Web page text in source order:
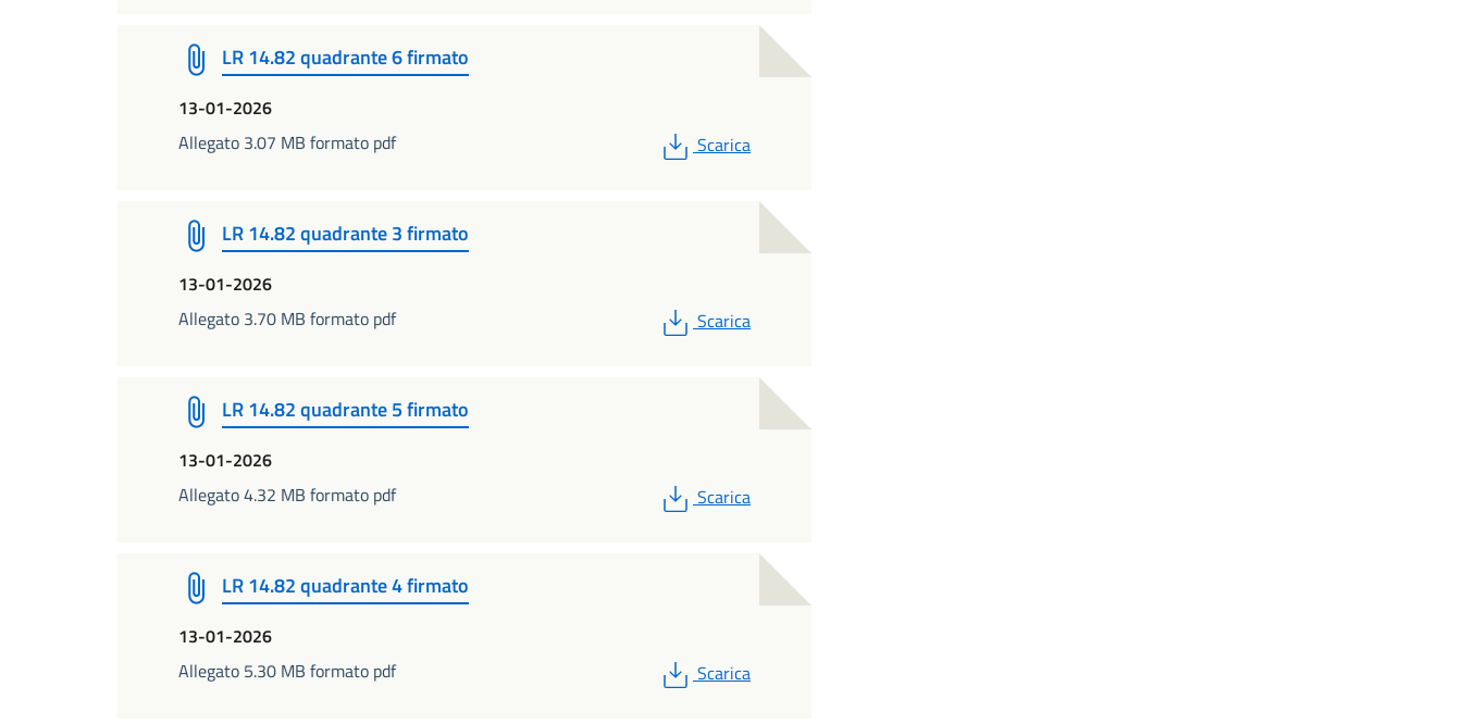
LR 14.82 quadrante 6 firmato
13-01-2026
Allegato 3.07 MB formato pdf
PDF
Scarica
LR 14.82 quadrante 3 firmato
13-01-2026
Allegato 3.70 MB formato pdf
PDF
Scarica
LR 14.82 quadrante 5 firmato
13-01-2026
Allegato 4.32 MB formato pdf
PDF
Scarica
LR 14.82 quadrante 4 firmato
13-01-2026
Allegato 5.30 MB formato pdf
PDF
Scarica